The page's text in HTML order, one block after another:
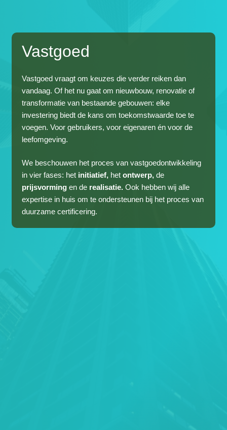
Vastgoed
Vastgoed vraagt om keuzes die verder reiken dan
vandaag. Of het nu gaat om nieuwbouw, renovatie of
transformatie van bestaande gebouwen: elke
investering biedt de kans om toekomstwaarde toe te
voegen. Voor gebruikers, voor eigenaren én voor de
leefomgeving.
We beschouwen het proces van vastgoedontwikkeling
in vier fases: het initiatief, hetontwerp, de
prijsvorming en de realisatie.Ook hebben wij alle
expertise in huis om te ondersteunen bij het proces van
duurzame certificering.